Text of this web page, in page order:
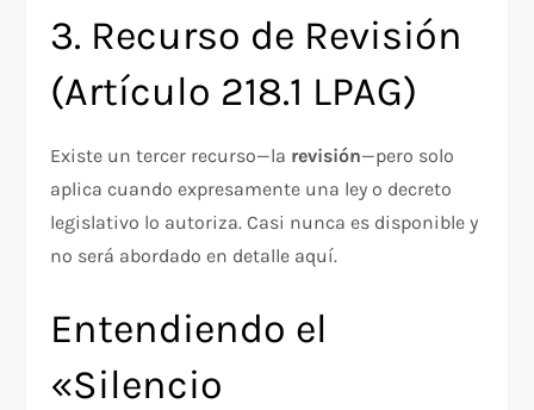
3. Recurso de Revisión
(Artículo 218.1 LPAG)
Existe un tercer recurso—la revisión—pero solo
aplica cuando expresamente una ley o decreto
legislativo lo autoriza. Casi nunca es disponible y
no será abordado en detalle aquí.​
Entendiendo el
«Silencio